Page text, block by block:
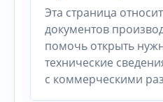
Эта страница
документов
помочь открыть
технические
с коммерческими